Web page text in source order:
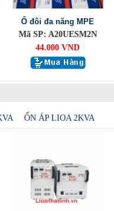
Ổ đôi đa năng MPE
Mã SP: A20UESM2N
44.000 VND
ỔN ÁP LIOA 2KVA